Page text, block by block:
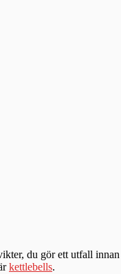
du gör ett utfall
kettlebells.